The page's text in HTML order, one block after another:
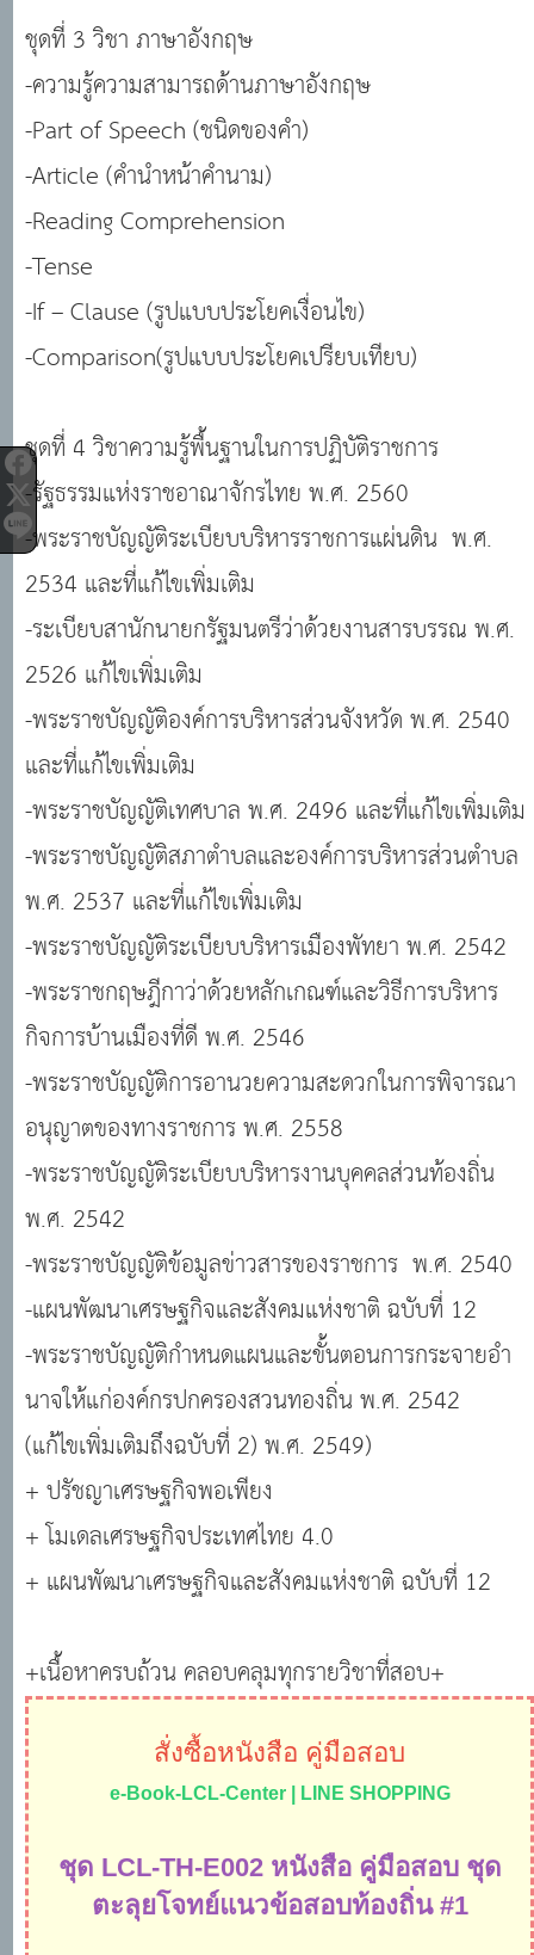
ชุดที่ 3 วิชา ภาษาอังกฤษ
-ความรู้ความสามารถด้านภาษาอังกฤษ
-Part of Speech (ชนิดของคำ)
-Article (คำนำหน้าคำนาม)
-Reading Comprehension
-Tense
-If – Clause (รูปแบบประโยคเงื่อนไข)
-Comparison(รูปแบบประโยคเปรียบเทียบ)
ชุดที่ 4 วิชาความรู้พื้นฐานในการปฏิบัติราชการ
-รัฐธรรมแห่งราชอาณาจักรไทย พ.ศ. 2560
-พระราชบัญญัติระเบียบบริหารราชการแผ่นดิน พ.ศ.
2534 และที่แก้ไขเพิ่มเติม
-ระเบียบสานักนายกรัฐมนตรีว่าด้วยงานสารบรรณ พ.ศ.
2526 แก้ไขเพิ่มเติม
-พระราชบัญญัติองค์การบริหารส่วนจังหวัด พ.ศ. 2540
และที่แก้ไขเพิ่มเติม
-พระราชบัญญัติเทศบาล พ.ศ. 2496 และที่แก้ไขเพิ่มเติม
-พระราชบัญญัติสภาตำบลและองค์การบริหารส่วนตำบล
พ.ศ. 2537 และที่แก้ไขเพิ่มเติม
-พระราชบัญญัติระเบียบบริหารเมืองพัทยา พ.ศ. 2542
-พระราชกฤษฎีกาว่าด้วยหลักเกณฑ์และวิธีการบริหาร
กิจการบ้านเมืองที่ดี พ.ศ. 2546
-พระราชบัญญัติการอานวยความสะดวกในการพิจารณา
อนุญาตของทางราชการ พ.ศ. 2558
-พระราชบัญญัติระเบียบบริหารงานบุคคลส่วนท้องถิ่น
พ.ศ. 2542
-พระราชบัญญัติข้อมูลข่าวสารของราชการ พ.ศ. 2540
-แผนพัฒนาเศรษฐกิจและสังคมแห่งชาติ ฉบับที่ 12
-พระราชบัญญัติกำหนดแผนและขั้นตอนการกระจายอำ
นาจให้แก่องค์กรปกครองสวนทองถิ่น พ.ศ. 2542
(แก้ไขเพิ่มเติมถึงฉบับที่ 2) พ.ศ. 2549)
+ ปรัชญาเศรษฐกิจพอเพียง
+ โมเดลเศรษฐกิจประเทศไทย 4.0
+ แผนพัฒนาเศรษฐกิจและสังคมแห่งชาติ ฉบับที่ 12
+เนื้อหาครบถ้วน คลอบคลุมทุกรายวิชาที่สอบ+
สั่งซื้อหนังสือ คู่มือสอบ
e-Book-LCL-Center | LINE SHOPPING
ชุด LCL-TH-E002 หนังสือ คู่มือสอบ ชุด
ตะลุยโจทย์แนวข้อสอบท้องถิ่น #1